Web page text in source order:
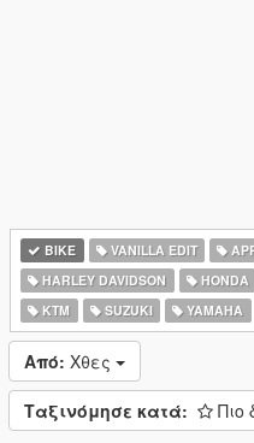
BIKE VANILLA EDIT
HARLEY DAVIDSON
HONDA
KTM
SUZUKI YAMAHA
Από: Χθες
Ταξινόμησε κατά: Πιο